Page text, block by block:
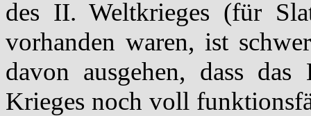
des II. Weltkrieges (für
vorhanden waren, ist
davon ausgehen, dass
Krieges noch voll